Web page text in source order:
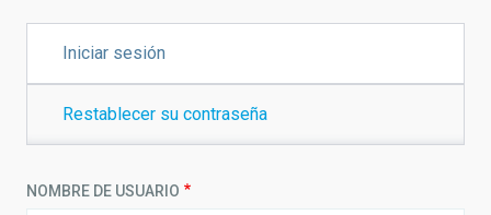
la
navegación
PRINCIPALES
Iniciar sesión
Restablecer su contraseña
NOMBRE DE USUARIO